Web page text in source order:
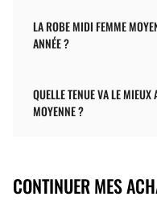
LA ROBE MIDI FEMME
ANNÉE ?
QUELLE TENUE VA LE
MOYENNE ?
CONTINUER MES